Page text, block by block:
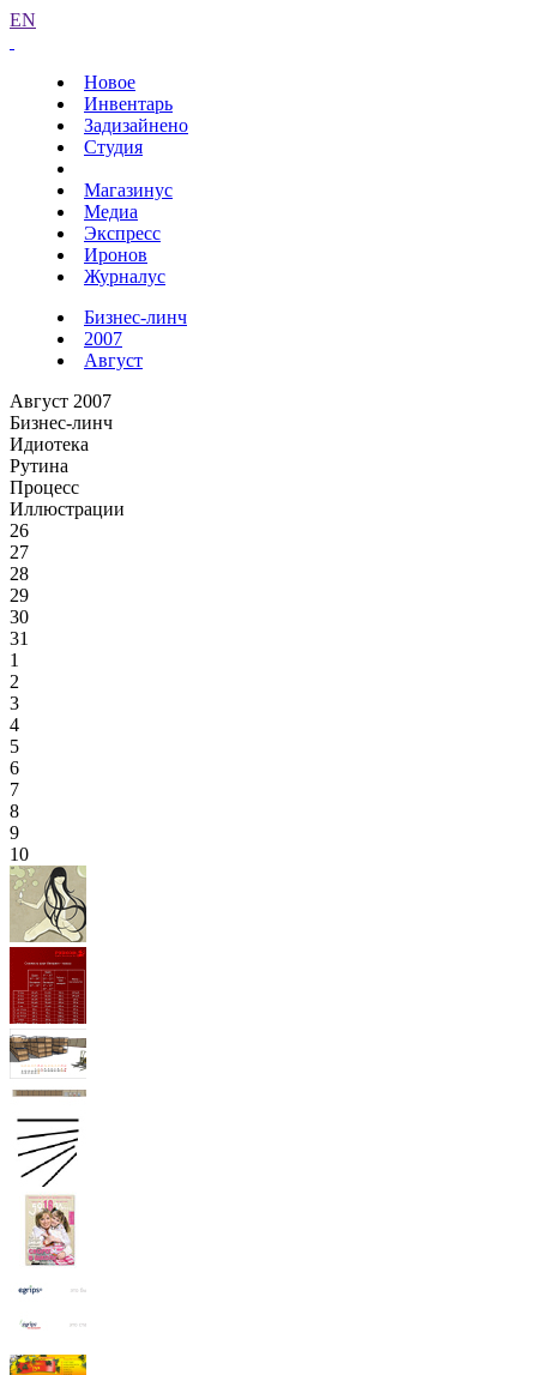
EN
Новое
Инвентарь
Задизайнено
Студия
Магазинус
Медиа
Экспресс
Иронов
Журналус
Бизнес-линч
2007
Август
Август 2007
Бизнес-линч
Идиотека
Рутина
Процесс
Иллюстрации
26
27
28
29
30
31
1
2
3
4
5
6
7
8
9
10